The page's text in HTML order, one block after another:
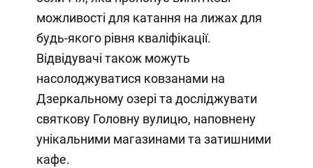
можливості для катання на лижах для
будь-якого рівня кваліфікації.
Відвідувачі також можуть
насолоджуватися ковзанами на
Дзеркальному озері та досліджувати
святкову Головну вулицю, наповнену
унікальними магазинами та затишними
кафе.